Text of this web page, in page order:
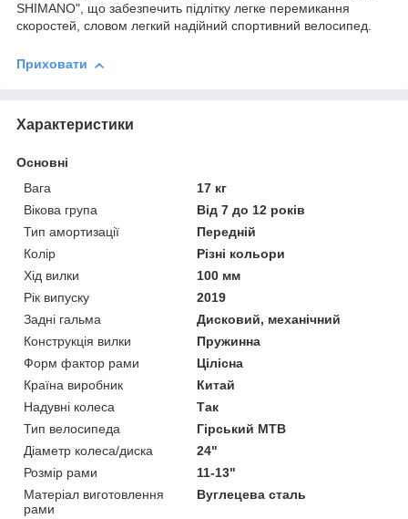
SHIMANO", що забезпечить підлітку легке перемикання
cкоростей, словом легкий надійний спортивний велосипед.
Приховати
Характеристики
Основні
Вага
17 кг
Вікова група
Від 7 до 12 років
Тип амортизації
Передній
Колір
Різні кольори
Хід вилки
100 мм
Рік випуску
2019
Задні гальма
Дисковий, механічний
Конструкція вилки
Пружинна
Форм фактор рами
Цілісна
Країна виробник
Китай
Надувні колеса
Так
Тип велосипеда
Гірський MTB
Діаметр колеса/диска
24"
Розмір рами
11-13"
Матеріал виготовлення
рами
Вуглецева сталь